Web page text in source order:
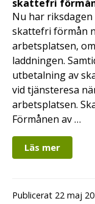
skattefri
Nu har
skattefri förmån
arbetsplatsen,
laddningen.
utbetalning av
vid tjänsteresa
arbetsplatsen.
Förmånen av …
Läs mer
Publicerat 22 maj